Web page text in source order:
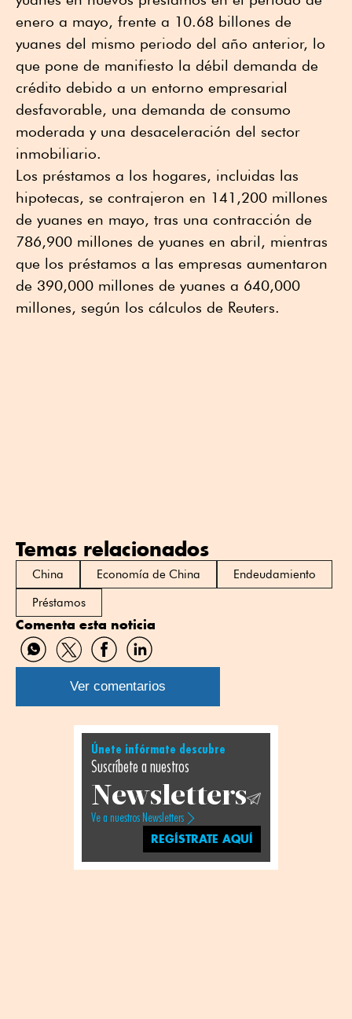
enero a mayo, frente a 10.68 billones de
yuanes del mismo periodo del año anterior, lo
que pone de manifiesto la débil demanda de
crédito debido a un entorno empresarial
desfavorable, una demanda de consumo
moderada y una desaceleración del sector
inmobiliario.
Los préstamos a los hogares, incluidas las
hipotecas, se contrajeron en 141,200 millones
de yuanes en mayo, tras una contracción de
786,900 millones de yuanes en abril, mientras
que los préstamos a las empresas aumentaron
de 390,000 millones de yuanes a 640,000
millones, según los cálculos de Reuters.
Temas relacionados
China Economía de China
Endeudamiento
Préstamos
Comenta esta noticia
Compartir
por
WhatsApp
Compartir
por
Twitter
Compartir
por
Facebook
Compartir
por
Linkedin
Ver comentarios
Únete infórmate descubre
Suscríbete a nuestros
Newsletters
Ve a nuestros Newsletters
REGÍSTRATE AQUÍ